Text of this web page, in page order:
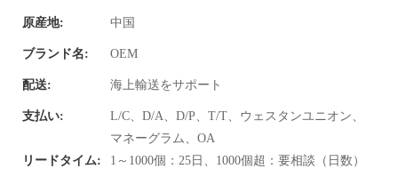
原産地: 中国
ブランド名: OEM
配送: 海上輸送をサポート
支払い:
L/C、D/A、D/P、T/T、ウェスタンユニオン、
マネーグラム、OA
リードタイム:
1～1000個：25日、1000個超：要相談（日数）